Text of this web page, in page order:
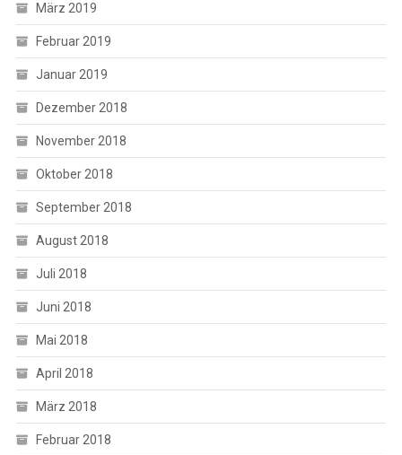
März 2019
Februar 2019
Januar 2019
Dezember 2018
November 2018
Oktober 2018
September 2018
August 2018
Juli 2018
Juni 2018
Mai 2018
April 2018
März 2018
Februar 2018